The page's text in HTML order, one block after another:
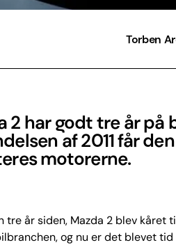
Torben
2 har godt tre år på
af 2011 får
motorerne.
tre år siden, Mazda 2 blev kåret
og nu er det blevet